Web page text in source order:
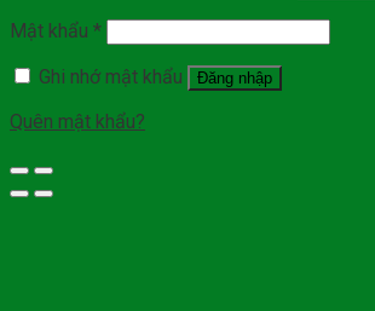
Mật khẩu *
Ghi nhớ mật khẩu
Đăng nhập
Quên mật khẩu?